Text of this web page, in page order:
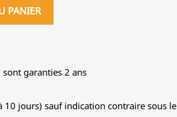
PANIER
sont garanties 2 ans
10 jours) sauf indication contraire sous le